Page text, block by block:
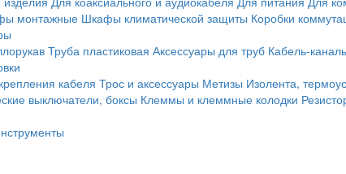
монтажные Шкафы климатической защиты Коробки
Труба пластиковая Аксессуары для труб Кабель-
кабеля Трос и аксессуары Метизы Изолента,
выключатели, боксы Клеммы и клеммные колодки